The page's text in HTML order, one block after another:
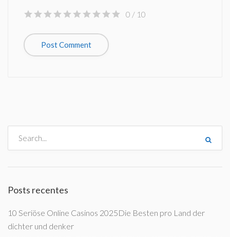
0 / 10
Posts recentes
10 Seriöse Online Casinos 2025Die Besten pro Land der
dichter und denker